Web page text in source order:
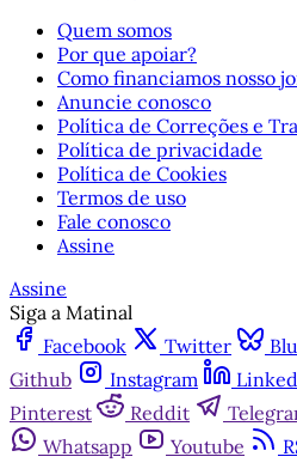
Quem somos
Por que apoiar?
Como financiamos nosso
Anuncie conosco
Política de Correções e
Política de privacidade
Política de Cookies
Termos de uso
Fale conosco
Assine
Assine
Siga a Matinal
Facebook
Twitter
Github
Instagram
Pinterest
Reddit
Whatsapp
Youtube